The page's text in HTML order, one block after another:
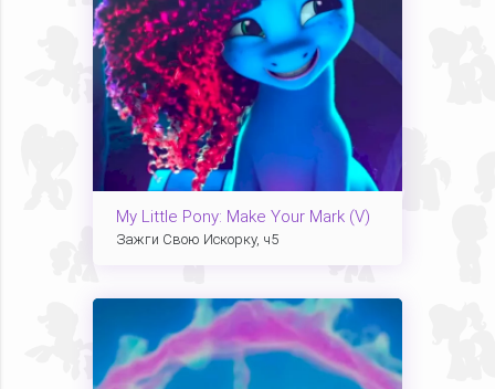
My Little Pony: Make Your Mark (V)
Зажги Свою Искорку, ч5